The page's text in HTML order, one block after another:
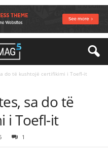
do të kushtojë certifikimi i Toefl-it
sa do të
i Toefl-it
1